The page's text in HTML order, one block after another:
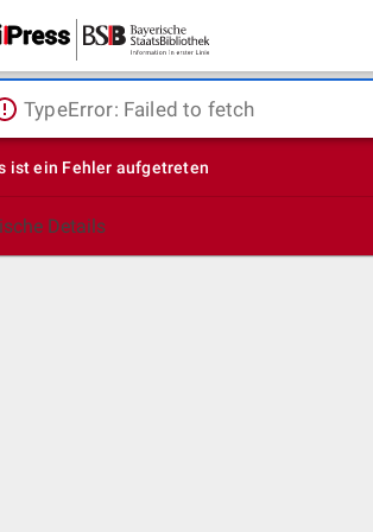
TypeError: Failed to fetch
ist ein Fehler aufgetreten
Details